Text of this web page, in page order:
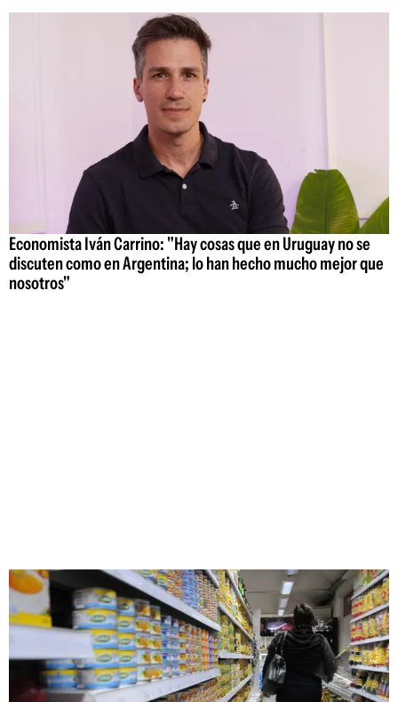
Economista Iván Carrino: "Hay cosas que en Uruguay no se
discuten como en Argentina; lo han hecho mucho mejor que
nosotros"